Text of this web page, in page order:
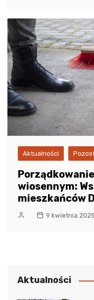
Aktualności
wiosennym:
mieszkańców
9 kwietnia 2025
Aktualności